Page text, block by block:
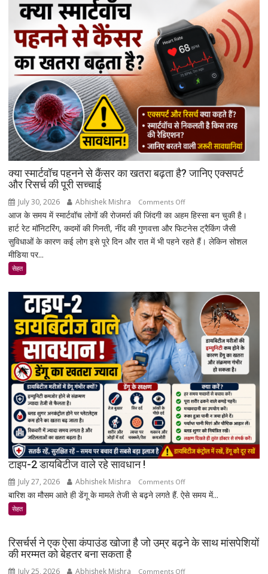
समारोह
संपन्न
क्या स्मार्टवॉच पहनने से कैंसर का खतरा बढ़ता है? जानिए एक्सपर्ट
और रिसर्च की पूरी सच्चाई
July 30, 2026 Abhishek Mishra Comments Offon
क्या
स्मार्टवॉच
पहनने
खतरा
जानिए
एक्सपर्ट
और
रिसर्च
की
पूरी
सच्चाई
आज के समय में स्मार्टवॉच लोगों की रोजमर्रा की जिंदगी का अहम हिस्सा बन चुकी है।
हार्ट रेट मॉनिटरिंग, कदमों की गिनती, नींद की गुणवत्ता और फिटनेस ट्रैकिंग जैसी
सुविधाओं के कारण कई लोग इसे पूरे दिन और रात में भी पहने रहते हैं। लेकिन सोशल
मीडिया पर...
सेहत
टाइप-2 डायबिटीज वाले रहे सावधान !
July 27, 2026 Abhishek Mishra Comments Offon
टाइप-2
सावधान
बारिश का मौसम आते ही डेंगू के मामले तेजी से बढ़ने लगते हैं. ऐसे समय में...
सेहत
रिसर्चर्स ने एक ऐसा कंपाउंड खोजा है जो उम्र बढ़ने के साथ मांसपेशियों
की मरम्मत को बेहतर बना सकता है
July 25, 2026 Abhishek Mishra Comments Offon